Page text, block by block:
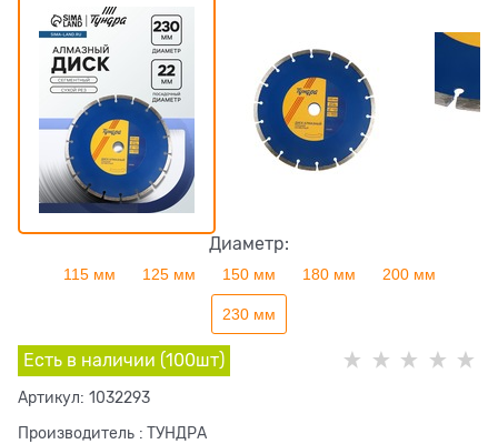
Диаметр:
115 мм 125 мм 150 мм 180 мм 200 мм
230 мм
Есть в наличии (100шт)
Артикул: 1032293
Производитель : ТУНДРА